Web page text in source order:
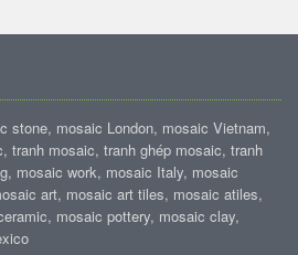
stone, mosaic London, mosaic Vietnam,
tranh mosaic, tranh ghép mosaic, tranh
mosaic work, mosaic Italy, mosaic
art, mosaic art tiles, mosaic atiles,
mosaic pottery, mosaic clay,